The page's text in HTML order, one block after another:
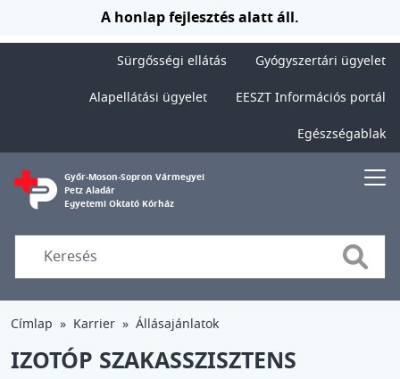
Ugrás a tartalomraA honlap fejlesztés alatt áll.
Sürgősségi ellátás
Gyógyszertári ügyelet
Alapellátási ügyelet
EESZT Információs portál
Egészségablak
Győr-Moson-Sopron Vármegyei
Petz Aladár
Egyetemi Oktató Kórház
Search
Címlap Karrier Állásajánlatok
IZOTÓP SZAKASSZISZTENS